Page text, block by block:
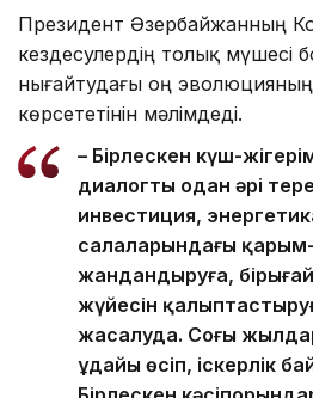
Президент Әзербайжанның
кездесулердің толық мүшесі
нығайтудағы оң
көрсететінін мәлімдеді.
– Бірлескен күш-
диалогты одан әрі
инвестиция,
салаларындағы
жандандыруға,
жүйесін
жасалуда. Соңғы
ұдайы өсіп, іскерлік